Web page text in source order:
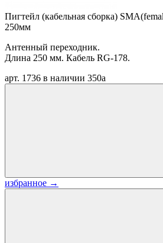
Пигтейл (кабельная сборка)
250мм
Антенный переходник.
Длина 250 мм. Кабель RG-178.
арт. 1736 в наличии 350a
избранное →